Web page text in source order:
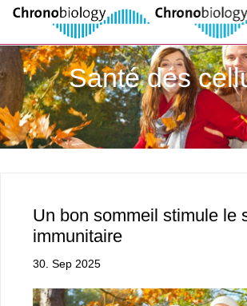
Santé des
Un bon sommeil stimule le
immunitaire
30. Sep 2025